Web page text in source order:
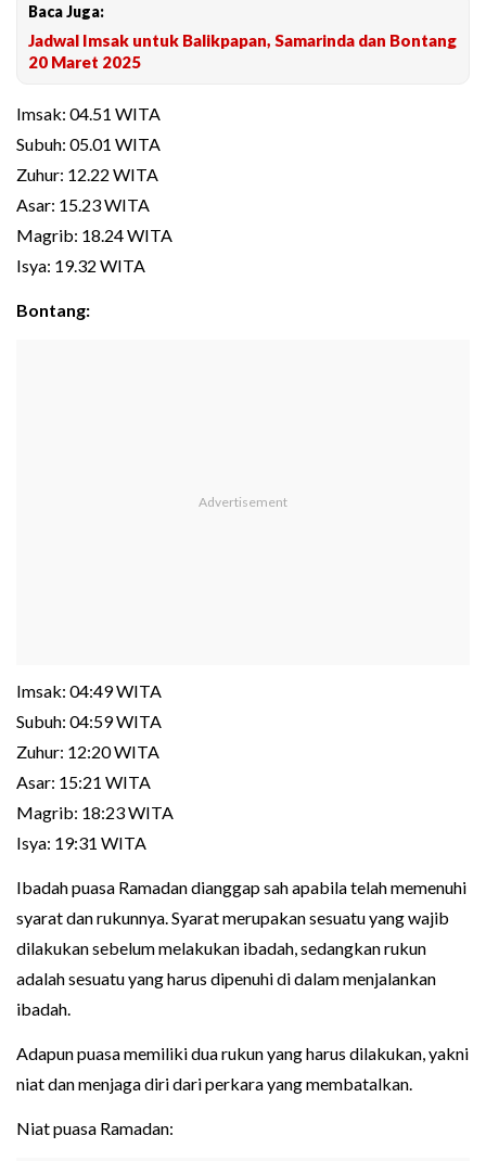
Baca Juga:
Jadwal Imsak untuk Balikpapan, Samarinda dan Bontang
20 Maret 2025
Imsak: 04.51 WITA
Subuh: 05.01 WITA
Zuhur: 12.22 WITA
Asar: 15.23 WITA
Magrib: 18.24 WITA
Isya: 19.32 WITA
Bontang:
Imsak: 04:49 WITA
Subuh: 04:59 WITA
Zuhur: 12:20 WITA
Asar: 15:21 WITA
Magrib: 18:23 WITA
Isya: 19:31 WITA
Ibadah puasa Ramadan dianggap sah apabila telah memenuhi
syarat dan rukunnya. Syarat merupakan sesuatu yang wajib
dilakukan sebelum melakukan ibadah, sedangkan rukun
adalah sesuatu yang harus dipenuhi di dalam menjalankan
ibadah.
Adapun puasa memiliki dua rukun yang harus dilakukan, yakni
niat dan menjaga diri dari perkara yang membatalkan.
Niat puasa Ramadan: